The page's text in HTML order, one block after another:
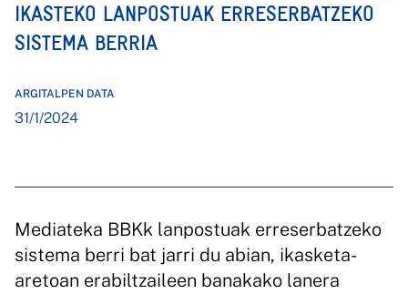
IKASTEKO LANPOSTUAK ERRESERBATZEKO
SISTEMA BERRIA
ARGITALPEN DATA
31/1/2024
Mediateka BBKk lanpostuak erreserbatzeko
sistema berri bat jarri du abian, ikasketa-
aretoan erabiltzaileen banakako lanera